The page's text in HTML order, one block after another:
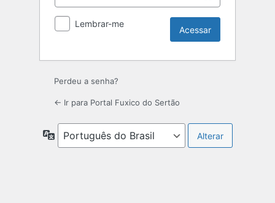
Lembrar-me
Perdeu a senha?
← Ir para Portal Fuxico do Sertão
Idioma